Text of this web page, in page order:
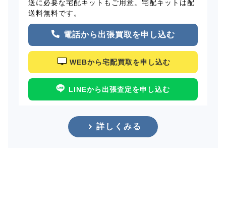
送に必要な宅配キットもご用意。宅配キットは配
送料無料です。
電話から出張買取を申し込む
WEBから宅配買取を申し込む
LINEから出張査定を申し込む
詳しくみる